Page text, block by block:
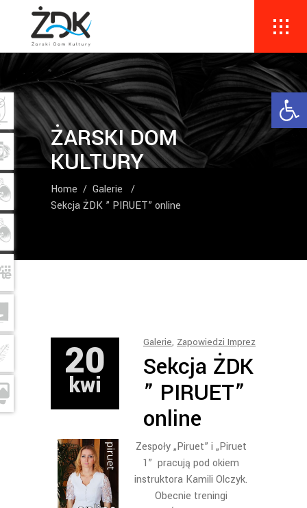
ŻARSKI DOM
KULTURY
Home / Galerie
/
Sekcja ŻDK ” PIRUET” online
20
kwi
Galerie, Zapowiedzi Imprez
Sekcja ŻDK
” PIRUET”
online
Zespoły „Piruet” i „Piruet
1” pracują pod okiem
instruktora Kamili Olczyk.
Obecnie treningi